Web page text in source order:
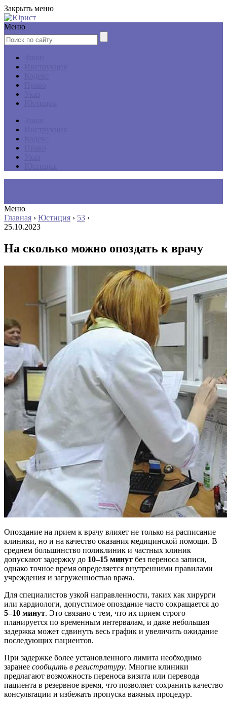
Закрыть меню
Меню
Меню
Главная › Юстиция › 53 ›
25.10.2023
На сколько можно опоздать к врачу
Опоздание на прием к врачу влияет не только на расписание
клиники, но и на качество оказания медицинской помощи. В
среднем большинство поликлиник и частных клиник
допускают задержку до 10–15 минут без переноса записи,
однако точное время определяется внутренними правилами
учреждения и загруженностью врача.
Для специалистов узкой направленности, таких как хирурги
или кардиологи, допустимое опоздание часто сокращается до
5–10 минут. Это связано с тем, что их прием строго
планируется по временным интервалам, и даже небольшая
задержка может сдвинуть весь график и увеличить ожидание
последующих пациентов.
При задержке более установленного лимита необходимо
заранее сообщить в регистратуру. Многие клиники
предлагают возможность переноса визита или перевода
пациента в резервное время, что позволяет сохранить качество
консультации и избежать пропуска важных процедур.